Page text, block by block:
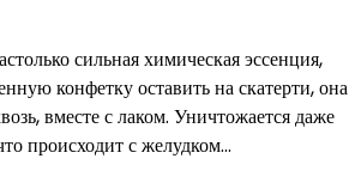
сильная химическая эссенция,
конфетку оставить на скатерти, она
вместе с лаком. Уничтожается даже
происходит с желудком…